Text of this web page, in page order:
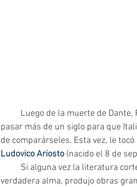
pasar más de un siglo para que
de comparárseles. Esta vez, le
Ludovico Ariosto (nacido el 8 de
verdadera alma, produjo obras